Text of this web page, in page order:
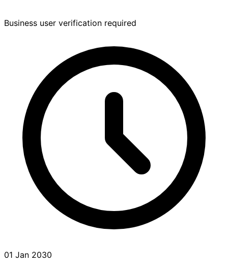
Business user verification required
01 Jan 2030